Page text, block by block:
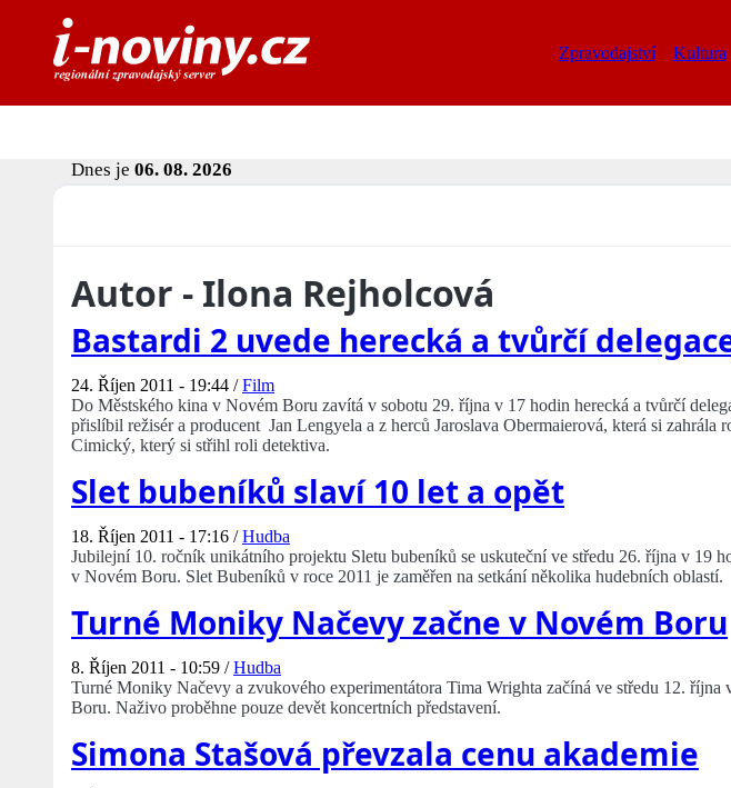
Zpravodajství Kultura
Dnes je 06. 08. 2026
Autor - Ilona Rejholcová
Bastardi 2 uvede herecká a tvůrčí
24. Říjen 2011 - 19:44 /Film
Do Městského kina v Novém Boru zavítá v sobotu 29. října v 17 hodin herecká a tvůrčí
přislíbil režisér a producent Jan Lengyela a z herců Jaroslava Obermaierová, která si zahrála
Cimický, který si střihl roli detektiva.
Slet bubeníků slaví 10 let a opět
18. Říjen 2011 - 17:16 /Hudba
Jubilejní 10. ročník unikátního projektu Sletu bubeníků se uskuteční ve středu 26. října v 19
v Novém Boru. Slet Bubeníků v roce 2011 je zaměřen na setkání několika hudebních oblastí.
Turné Moniky Načevy začne v Novém Boru
8. Říjen 2011 - 10:59 /Hudba
Turné Moniky Načevy a zvukového experimentátora Tima Wrighta začíná ve středu 12. října
Boru. Naživo proběhne pouze devět koncertních představení.
Simona Stašová převzala cenu akademie